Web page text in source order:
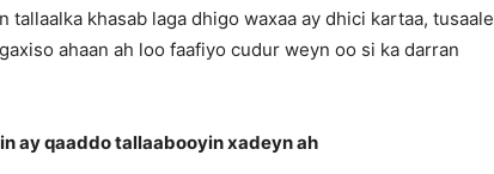
tallaalka khasab laga dhigo waxaa ay dhici kartaa, tusaale
ahaan ah loo faafiyo cudur weyn oo si ka darran
ay qaaddo tallaabooyin xadeyn ah